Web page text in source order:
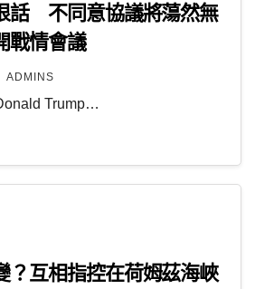
話 不同意協議將蕩然無
戰情會議
ADMINS
Trump…
？互相指控在荷姆茲海峽